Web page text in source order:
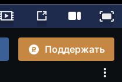
Поддержать